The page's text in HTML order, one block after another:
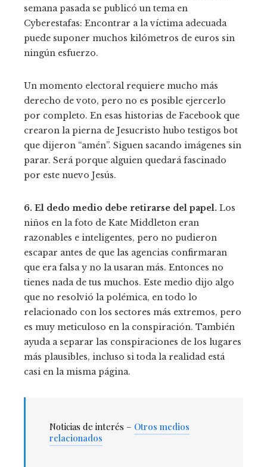
semana pasada se publicó un tema en
Cyberestafas: Encontrar a la víctima adecuada
puede suponer muchos kilómetros de euros sin
ningún esfuerzo.
Un momento electoral requiere mucho más
derecho de voto, pero no es posible ejercerlo
por completo. En esas historias de Facebook que
crearon la pierna de Jesucristo hubo testigos bot
que dijeron “amén”. Siguen sacando imágenes sin
parar. Será porque alguien quedará fascinado
por este nuevo Jesús.
6. El dedo medio debe retirarse del papel. Los
niños en la foto de Kate Middleton eran
razonables e inteligentes, pero no pudieron
escapar antes de que las agencias confirmaran
que era falsa y no la usaran más. Entonces no
tienes nada de tus muchos. Este medio dijo algo
que no resolvió la polémica, en todo lo
relacionado con los sectores más extremos, pero
es muy meticuloso en la conspiración. También
ayuda a separar las conspiraciones de los lugares
más plausibles, incluso si toda la realidad está
casi en la misma página.
Noticias de interés – Otros medios
relacionados